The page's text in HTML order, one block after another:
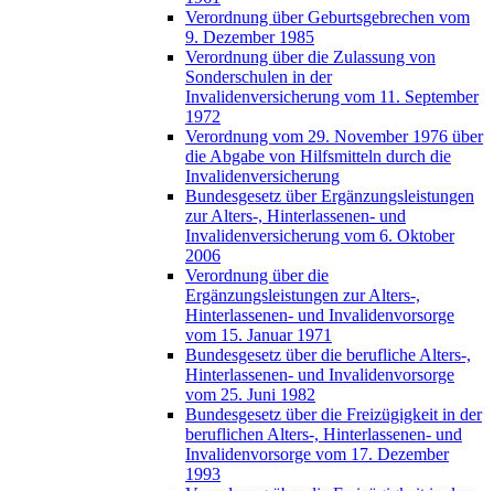
Verordnung über Geburtsgebrechen vom
9. Dezember 1985
Verordnung über die Zulassung von
Sonderschulen in der
Invalidenversicherung vom 11. September
1972
Verordnung vom 29. November 1976 über
die Abgabe von Hilfsmitteln durch die
Invalidenversicherung
Bundesgesetz über Ergänzungsleistungen
zur Alters-, Hinterlassenen- und
Invalidenversicherung vom 6. Oktober
2006
Verordnung über die
Ergänzungsleistungen zur Alters-,
Hinterlassenen- und Invalidenvorsorge
vom 15. Januar 1971
Bundesgesetz über die berufliche Alters-,
Hinterlassenen- und Invalidenvorsorge
vom 25. Juni 1982
Bundesgesetz über die Freizügigkeit in der
beruflichen Alters-, Hinterlassenen- und
Invalidenvorsorge vom 17. Dezember
1993